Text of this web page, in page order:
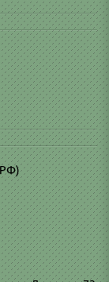
РФ)